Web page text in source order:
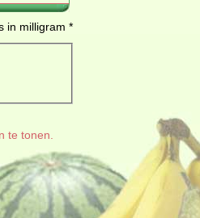
in milligram *
te tonen.